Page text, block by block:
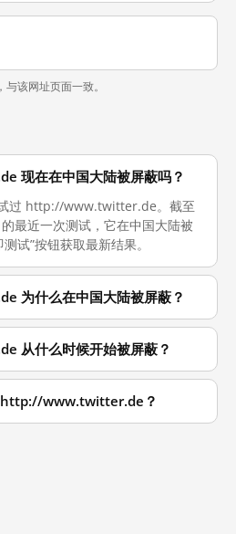
该网址页面一致。
现在在中国大陆被屏蔽吗？
过 http://www.twitter.de。截至
最近一次测试，它在中国大陆被
试”按钮获取最新结果。
为什么在中国大陆被屏蔽？
从什么时候开始被屏蔽？
http://www.twitter.de？